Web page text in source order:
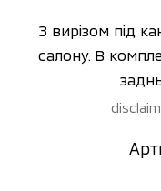
З вирізом під
салону. В